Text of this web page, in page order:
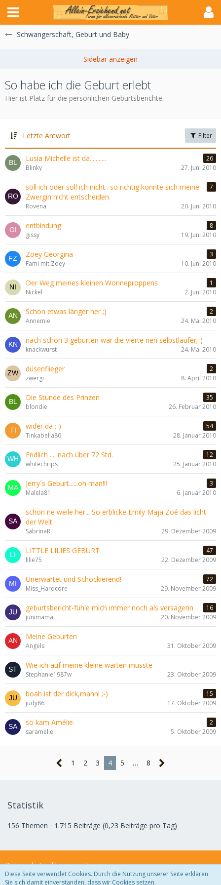
Schwangerschaft, Geburt und Baby
So habe ich die Geburt erlebt
Hier ist Platz für die persönlichen Geburtsberichte.
Letzte Antwort Filter
Lusia Michelle ist da...........
26
Blinky
27. Juni 2010
soll ich oder soll ich nicht.. so richtig konnte sich meine
Zwergin nicht entscheiden.
7
Rovena 20. Juni 2010
entbindung
8
gissy
19. Juni 2010
Zoey Georgina
3
Fami mit Zoey
10. Juni 2010
Der Weg meines kleinen Wonneproppens
1
Nickel
2. Juni 2010
Schon etwas länger her ;)
2
Annemie
24. Mai 2010
nach schon 3 geburten war die vierte nen selbstläufer;-)
knackwurst 24. Mai 2010
düsenflieger
2
zwergi
8. April 2010
Die Stunde des Prinzen
35
blondie
26. Februar 2010
wider da ;-)
54
Tinkabella86
28. Januar 2010
Endlich .... nach über 72 Std.
12
whitechrips
25. Januar 2010
Jerry´s Geburt......oh man!!!
3
Malela81
6. Januar 2010
schon ne weile her... So erblicke Emily Maja Zoé das licht
der Welt
SabrinaR. 29. Dezember 2009
LITTLE LILIES GEBURT
47
lilie75
22. Dezember 2009
Unerwartet und Schockierend!
72
Miss_Hardcore
29. November 2009
geburtsbericht-fühle mich immer noch als versagerin
16
junimama
20. November 2009
Meine Geburten
Angels 31. Oktober 2009
Wie ich auf meine kleine warten musste
Stephanie1987w 23. Oktober 2009
boah ist der dick,mann! ;-)
15
judy86
17. Oktober 2009
so kam Amélie
2
saramelie
5. Oktober 2009
1 2 3 4 5 … 8
Statistik
156 Themen 1.715 Beiträge (0,23 Beiträge pro Tag)
Datenschutzerklärung Impressum
Diese Seite verwendet Cookies. Durch die Nutzung unserer Seite erklären
Sie sich damit einverstanden, dass wir Cookies setzen.